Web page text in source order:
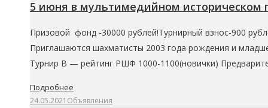
5 июня в мультимедийном историческом
Призовой фонд -30000 рублей!Турнирный взнос-900
Приглашаются шахматисты 2003 года рождения и
Турнир В — рейтинг РШФ 1000-1100(новички)
Подробнее
24.05.2021 Объявления